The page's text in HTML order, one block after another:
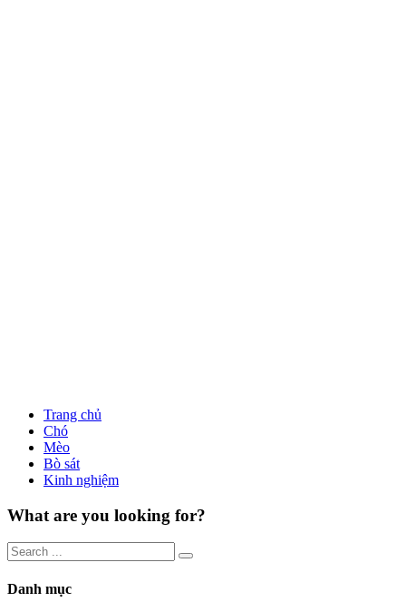
Trang chủ
Chó
Mèo
Bò sát
Kinh nghiệm
What are you looking for?
Danh mục